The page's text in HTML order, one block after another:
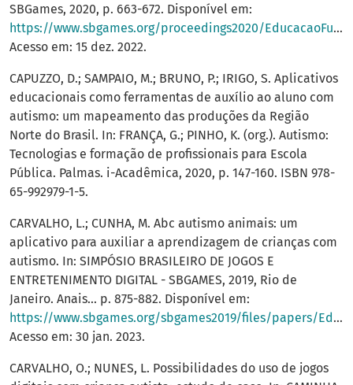
SBGames, 2020, p. 663-672. Disponível em:
https://www.sbgames.org/proceedings2020/EducacaoFull/208759.pdf
Acesso em: 15 dez. 2022.
CAPUZZO, D.; SAMPAIO, M.; BRUNO, P.; IRIGO, S. Aplicativos
educacionais como ferramentas de auxílio ao aluno com
autismo: um mapeamento das produções da Região
Norte do Brasil. In: FRANÇA, G.; PINHO, K. (org.). Autismo:
Tecnologias e formação de profissionais para Escola
Pública. Palmas. i-Acadêmica, 2020, p. 147-160. ISBN 978-
65-992979-1-5.
CARVALHO, L.; CUNHA, M. Abc autismo animais: um
aplicativo para auxiliar a aprendizagem de crianças com
autismo. In: SIMPÓSIO BRASILEIRO DE JOGOS E
ENTRETENIMENTO DIGITAL - SBGAMES, 2019, Rio de
Janeiro. Anais... p. 875-882. Disponível em:
https://www.sbgames.org/sbgames2019/files/papers/EducacaoFull/198411.pdf
Acesso em: 30 jan. 2023.
CARVALHO, O.; NUNES, L. Possibilidades do uso de jogos